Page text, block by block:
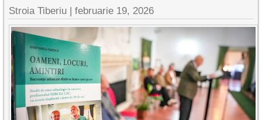
Stroia Tiberiu |februarie 19, 2026